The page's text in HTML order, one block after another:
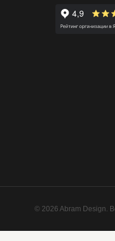
© 2026 Abram Design.